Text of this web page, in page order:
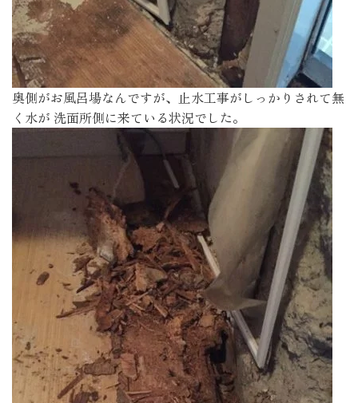
奥側がお風呂場なんですが、止水工事がしっかりされて無
く水が 洗面所側に来ている状況でした。